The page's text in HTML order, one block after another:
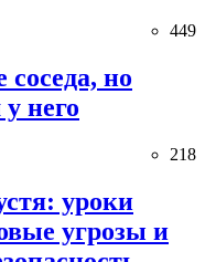
449
но
него
218
уроки
угрозы и